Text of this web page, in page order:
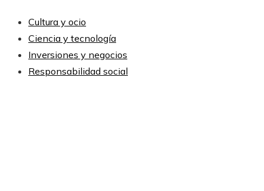
Cultura y ocio
Ciencia y tecnología
Inversiones y negocios
Responsabilidad social